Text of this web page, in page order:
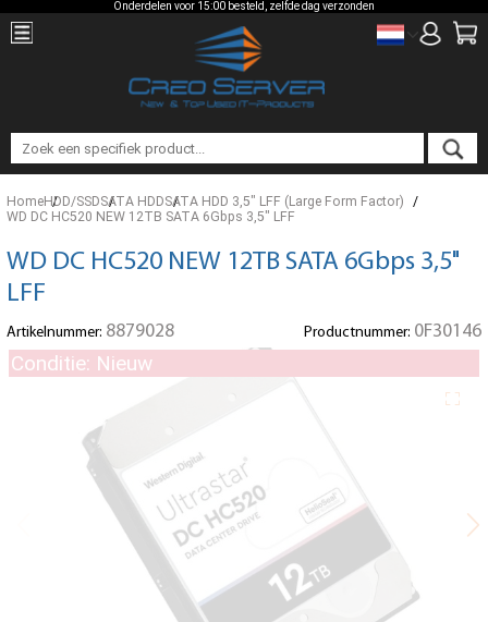
Onderdelen voor 15:00 besteld, zelfde dag verzonden
HomeHDD/SSDSATA HDDSATA HDD 3,5" LFF (Large Form Factor)
WD DC HC520 NEW 12TB SATA 6Gbps 3,5" LFF
WD DC HC520 NEW 12TB SATA 6Gbps 3,5"
LFF
Artikelnummer: 8879028 Productnummer: 0F30146
Conditie: Nieuw